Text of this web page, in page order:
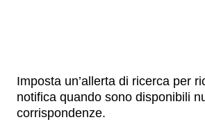
Imposta un’allerta di ricerca per
notifica quando sono disponibili
corrispondenze.